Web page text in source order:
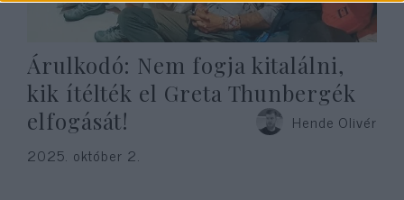
Árulkodó: Nem fogja kitalálni,
kik ítélték el Greta Thunbergék
elfogását!
Hende Olivér
2025. október 2.